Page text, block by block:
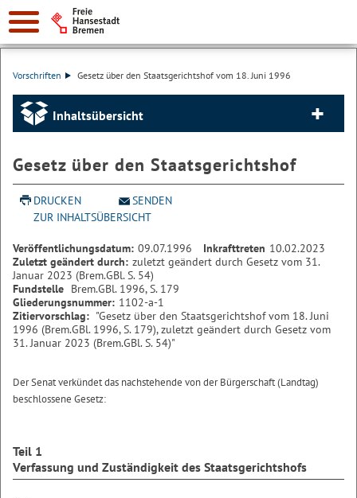
Vorschriften Gesetz über den Staatsgerichtshof vom 18. Juni 1996
Inhaltsübersicht
Gesetz über den Staatsgerichtshof
DRUCKEN
SENDEN
ZUR INHALTSÜBERSICHT
Veröffentlichungsdatum: 09.07.1996 Inkrafttreten 10.02.2023
Zuletzt geändert durch: zuletzt geändert durch Gesetz vom 31.
Januar 2023 (Brem.GBl. S. 54)
Fundstelle Brem.GBl. 1996, S. 179
Gliederungsnummer: 1102-a-1
Zitiervorschlag: "Gesetz über den Staatsgerichtshof vom 18. Juni
1996 (Brem.GBl. 1996, S. 179), zuletzt geändert durch Gesetz vom
31. Januar 2023 (Brem.GBl. S. 54)"
Der Senat verkündet das nachstehende von der Bürgerschaft (Landtag)
beschlossene Gesetz:
Teil 1
Verfassung und Zuständigkeit des Staatsgerichtshofs